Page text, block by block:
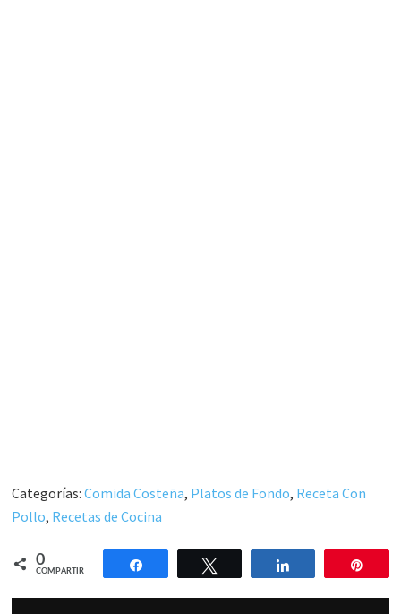
Categorías:Comida Costeña, Platos de Fondo, Receta Con
Pollo, Recetas de Cocina
0
COMPARTIR
Compartir Compartir